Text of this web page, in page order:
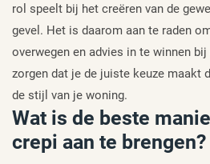
rol speelt bij het creëren van de
gevel. Het is daarom aan te raden
overwegen en advies in te winnen
zorgen dat je de juiste keuze maakt
de stijl van je woning.
Wat is de beste
crepi aan te brengen?